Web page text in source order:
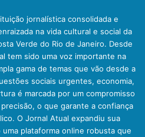
jornalística consolidada e
na vida cultural e social da
Verde do Rio de Janeiro. Desde
tem sido uma voz importante na
gama de temas que vão desde a
sociais urgentes, economia,
é marcada por um compromisso
o que garante a confiança
O Jornal Atual expandiu sua
plataforma online robusta que